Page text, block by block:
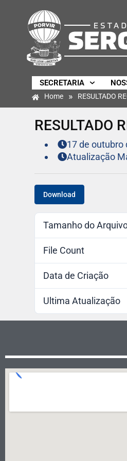
SECRETARIA
Home » RESULTADO
RESULTADO
17 de outubro
Atualização
Download
Tamanho do
File Count
Data de Criação
Ultima Atualização